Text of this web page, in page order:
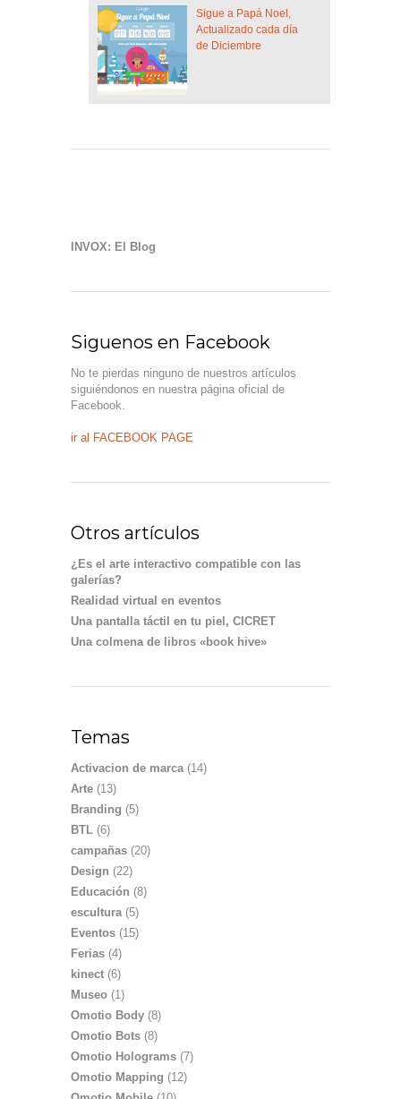
Sigue a Papá Noel,
Actualizado cada día
de Diciembre
INVOX: El Blog
Siguenos en Facebook
No te pierdas ninguno de nuestros artículos
siguiéndonos en nuestra página oficial de
Facebook.
ir al FACEBOOK PAGE
Otros artículos
¿Es el arte interactivo compatible con las
galerías?
Realidad virtual en eventos
Una pantalla táctil en tu piel, CICRET
Una colmena de libros «book hive»
Temas
Activacion de marca(14)
Arte (13)
Branding (5)
BTL (6)
campañas (20)
Design (22)
Educación (8)
escultura(5)
Eventos (15)
Ferias (4)
kinect (6)
Museo (1)
Omotio Body (8)
Omotio Bots (8)
Omotio Holograms (7)
Omotio Mapping (12)